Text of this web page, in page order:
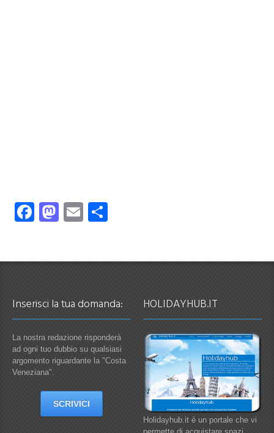
Facebook
Mastodon
Email
Inserisci la tua domanda:
La nostra redazione risponderà
ad ogni tuo dubbio su qualsiasi
argomento riguardante la "Costa
Veneziana".
SCRIVICI
HOLIDAYHUB.IT
Holidayhub.it è un portale che vi